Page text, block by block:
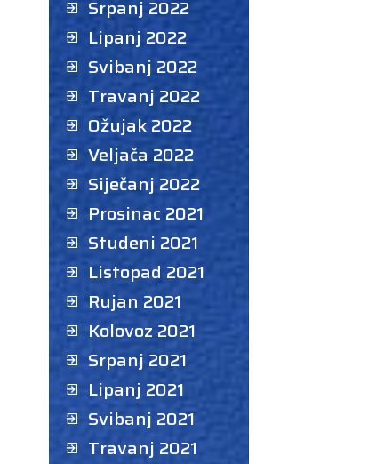
Srpanj 2022
Lipanj 2022
Svibanj 2022
Travanj 2022
Ožujak 2022
Veljača 2022
Siječanj 2022
Prosinac 2021
Studeni 2021
Listopad 2021
Rujan 2021
Kolovoz 2021
Srpanj 2021
Lipanj 2021
Svibanj 2021
Travanj 2021